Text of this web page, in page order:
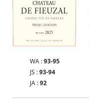
WA :93-95
JS :93-94
JA :92